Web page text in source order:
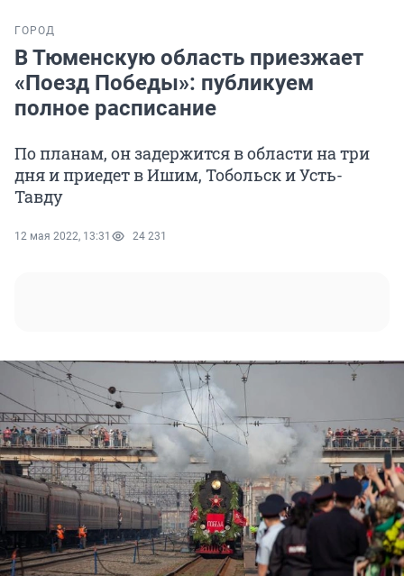
ГОРОД
В Тюменскую область приезжает
«Поезд Победы»: публикуем
полное расписание
По планам, он задержится в области на три
дня и приедет в Ишим, Тобольск и Усть-
Тавду
12 мая 2022, 13:31 24 231